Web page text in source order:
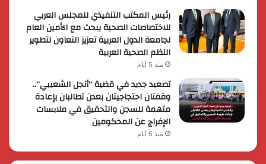
رئيس المكتب التنفيذي للمجلس العربي
للاختصاصات الصحية يبحث مع الأمين العام
لجامعة الدول العربية تعزيز التعاون لتطوير
النظم الصحية العربية
منذ 5 أيام
تصعيد جديد في قضية “أنجل الشعيبي”..
وقفتان احتجاجيتان بعدن تطالبان بإعادة
متهمة للسجن والتحقيق في ملابسات
الإفراج عن المحكومين
منذ 5 أيام